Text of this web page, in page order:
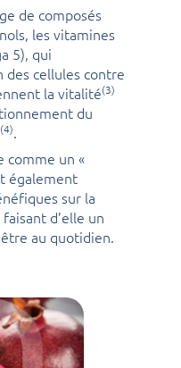
de composés
les vitamines
5), qui
cellules contre
la vitalité(3)
du
(4).
comme un «
également
sur la
faisant d’elle un
au quotidien.